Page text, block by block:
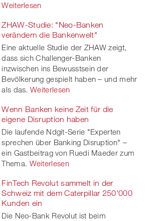
Weiterlesen
ZHAW-Studie: "Neo-Banken
verändern die Bankenwelt"
Eine aktuelle Studie der ZHAW zeigt,
dass sich Challenger-Banken
inzwischen ins Bewusstsein der
Bevölkerung gespielt haben – und mehr
als das. Weiterlesen
Wenn Banken keine Zeit für die
eigene Disruption haben
Die laufende Ndgit-Serie "Experten
sprechen über Banking Disruption" –
ein Gastbeitrag von Ruedi Maeder zum
Thema. Weiterlesen
FinTech Revolut sammelt in der
Schweiz mit dem Caterpillar 250'000
Kunden ein
Die Neo-Bank Revolut ist beim